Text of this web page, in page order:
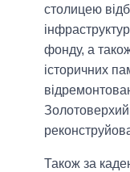
столицею
фонду, а
історичних
Також за